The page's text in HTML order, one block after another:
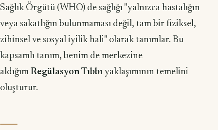
Sağlık Örgütü (WHO) de sağlığı "yalnızca hastalığın
veya sakatlığın bulunmaması değil, tam bir fiziksel,
zihinsel ve sosyal iyilik hali" olarak tanımlar. Bu
kapsamlı tanım, benim de merkezine
aldığım Regülasyon Tıbbı yaklaşımının temelini
oluşturur.